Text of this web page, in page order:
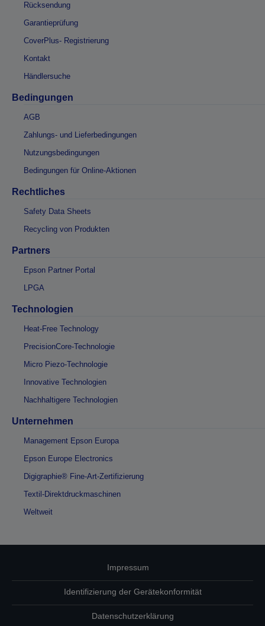
Rücksendung
Garantieprüfung
CoverPlus- Registrierung
Kontakt
Händlersuche
Bedingungen
AGB
Zahlungs- und Lieferbedingungen
Nutzungsbedingungen
Bedingungen für Online-Aktionen
Rechtliches
Safety Data Sheets
Recycling von Produkten
Partners
Epson Partner Portal
LPGA
Technologien
Heat-Free Technology
PrecisionCore-Technologie
Micro Piezo-Technologie
Innovative Technologien
Nachhaltigere Technologien
Unternehmen
Management Epson Europa
Epson Europe Electronics
Digigraphie® Fine-Art-Zertifizierung
Textil-Direktdruckmaschinen
Weltweit
Impressum
Identifizierung der Gerätekonformität
Datenschutzerklärung